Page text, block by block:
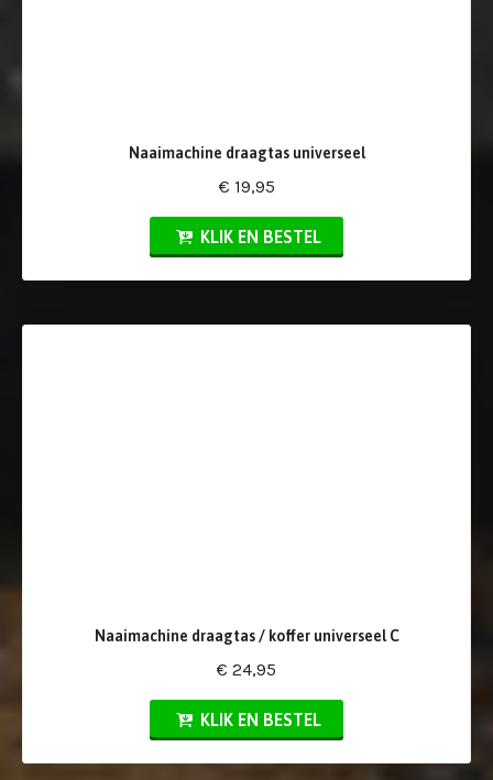
Naaimachine draagtas universeel
€ 19,95
KLIK EN BESTEL
Naaimachine draagtas / koffer universeel C
€ 24,95
KLIK EN BESTEL